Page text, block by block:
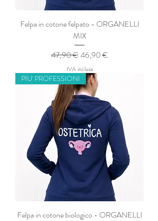
Felpa in cotone felpato - ORGANELLI
MIX
Prezzo regolare
47,90 €Prezzo scontato
46,90 €
IVA inclusa
PIU' PROFESSIONI
Felpa in cotone biologico - ORGANELLI